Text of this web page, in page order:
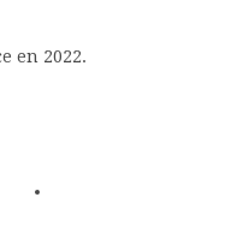
en 2022.